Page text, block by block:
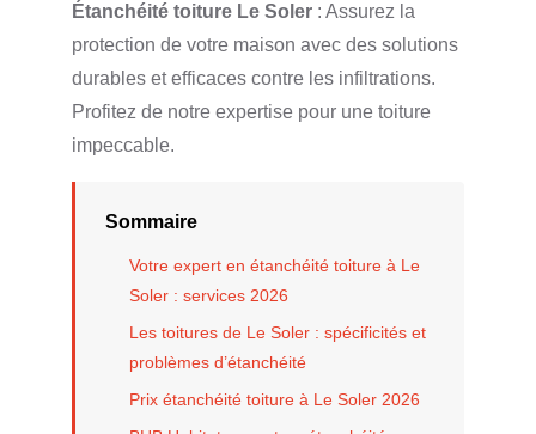
Étanchéité toiture Le Soler : Assurez la
protection de votre maison avec des solutions
durables et efficaces contre les infiltrations.
Profitez de notre expertise pour une toiture
impeccable.
Sommaire
Votre expert en étanchéité toiture à Le
Soler : services 2026
Les toitures de Le Soler : spécificités et
problèmes d’étanchéité
Prix étanchéité toiture à Le Soler 2026